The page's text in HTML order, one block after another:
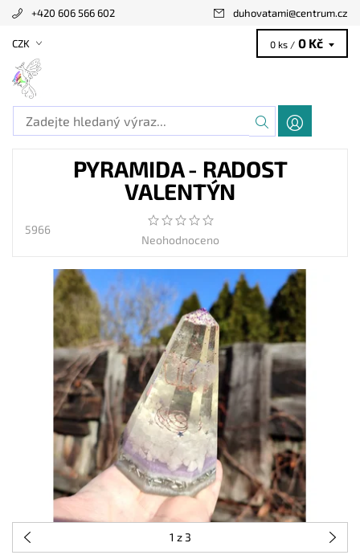
+420 606 566 602 duhovatami@centrum.cz
CZK 0 ks / 0 Kč
PYRAMIDA - RADOST
VALENTÝN
5966
Neohodnoceno
1 z 3